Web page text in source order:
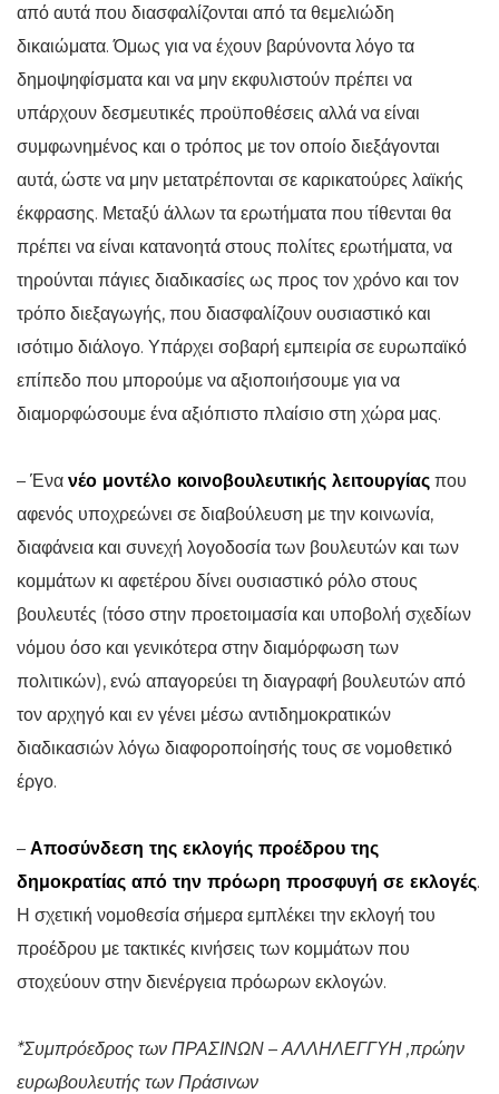
από αυτά που διασφαλίζονται από τα θεμελιώδη
δικαιώματα. Όμως για να έχουν βαρύνοντα λόγο τα
δημοψηφίσματα και να μην εκφυλιστούν πρέπει να
υπάρχουν δεσμευτικές προϋποθέσεις αλλά να είναι
συμφωνημένος και ο τρόπος με τον οποίο διεξάγονται
αυτά, ώστε να μην μετατρέπονται σε καρικατούρες λαϊκής
έκφρασης. Μεταξύ άλλων τα ερωτήματα που τίθενται θα
πρέπει να είναι κατανοητά στους πολίτες ερωτήματα, να
τηρούνται πάγιες διαδικασίες ως προς τον χρόνο και τον
τρόπο διεξαγωγής, που διασφαλίζουν ουσιαστικό και
ισότιμο διάλογο. Υπάρχει σοβαρή εμπειρία σε ευρωπαϊκό
επίπεδο που μπορούμε να αξιοποιήσουμε για να
διαμορφώσουμε ένα αξιόπιστο πλαίσιο στη χώρα μας.
– Ένα νέο μοντέλο κοινοβουλευτικής λειτουργίας που
αφενός υποχρεώνει σε διαβούλευση με την κοινωνία,
διαφάνεια και συνεχή λογοδοσία των βουλευτών και των
κομμάτων κι αφετέρου δίνει ουσιαστικό ρόλο στους
βουλευτές (τόσο στην προετοιμασία και υποβολή σχεδίων
νόμου όσο και γενικότερα στην διαμόρφωση των
πολιτικών), ενώ απαγορεύει τη διαγραφή βουλευτών από
τον αρχηγό και εν γένει μέσω αντιδημοκρατικών
διαδικασιών λόγω διαφοροποίησής τους σε νομοθετικό
έργο.
– Αποσύνδεση της εκλογής προέδρου της
δημοκρατίας από την πρόωρη προσφυγή σε εκλογές.
Η σχετική νομοθεσία σήμερα εμπλέκει την εκλογή του
προέδρου με τακτικές κινήσεις των κομμάτων που
στοχεύουν στην διενέργεια πρόωρων εκλογών.
*Συμπρόεδρος των ΠΡΑΣΙΝΩΝ – ΑΛΛΗΛΕΓΓΥΗ ,πρώην
ευρωβουλευτής των Πράσινων